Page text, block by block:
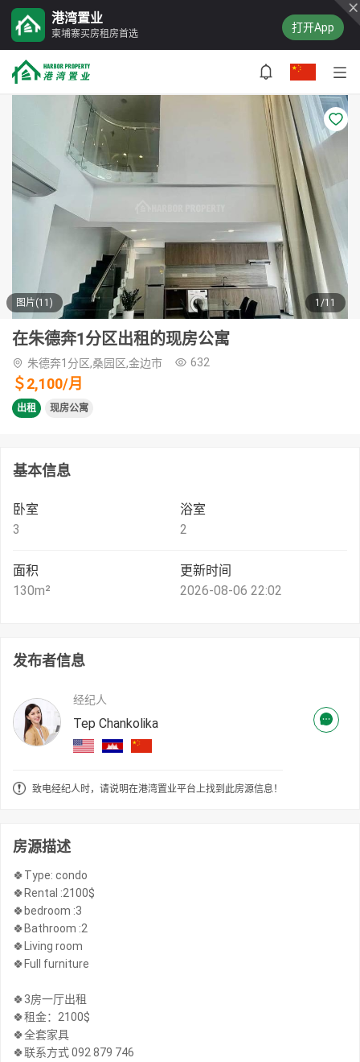
港湾置业
柬埔寨买房租房首选 打开App
图片(11) 1/11
在朱德奔1分区出租的现房公寓
朱德奔1分区,桑园区,金边市 632
＄2,100/月
出租 现房公寓
基本信息
卧室
3
浴室
2
面积
130m²
更新时间
2026-08-06 22:02
发布者信息
经纪人
Tep Chankolika
致电经纪人时，请说明在港湾置业平台上找到此房源信息！
房源描述
🍀Type: condo
🍀Rental :2100$
🍀bedroom :3
🍀Bathroom :2
🍀Living room
🍀Full furniture
🍀3房一厅出租
🍀租金：2100$
🍀全套家具
🍀联系方式 092 879 746